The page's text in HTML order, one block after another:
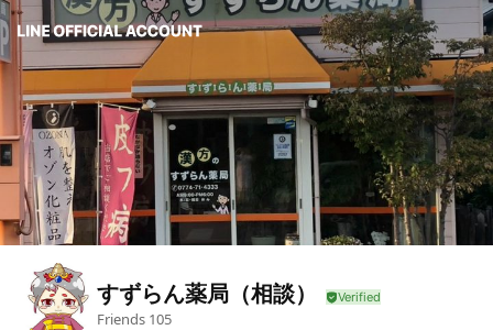
すずらん薬局（相談）
Friends 105